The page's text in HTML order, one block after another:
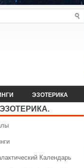
ЭЗОТЕРИКА
Календарь